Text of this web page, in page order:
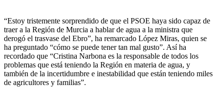
“Estoy tristemente sorprendido de que el PSOE haya sido capaz de
traer a la Región de Murcia a hablar de agua a la ministra que
derogó el trasvase del Ebro”, ha remarcado López Miras, quien se
ha preguntado “cómo se puede tener tan mal gusto”. Así ha
recordado que “Cristina Narbona es la responsable de todos los
problemas que está teniendo la Región en materia de agua, y
también de la incertidumbre e inestabilidad que están teniendo miles
de agricultores y familias”.